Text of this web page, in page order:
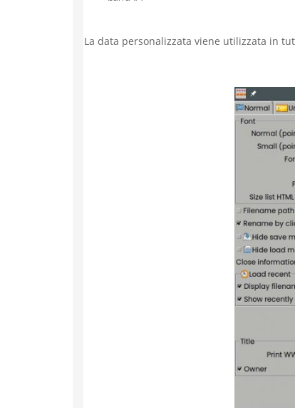
La data personalizzata viene utilizzata in